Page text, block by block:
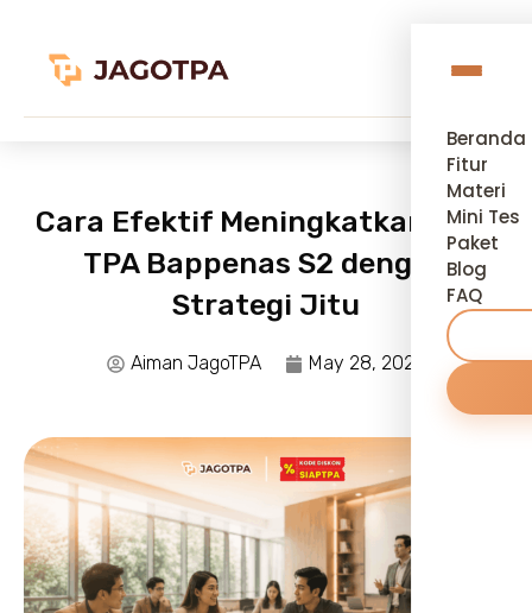
Beranda
Fitur
Materi
Mini Tes
Paket
Blog
FAQ
Cara Efektif Meningkatkan Skor
TPA Bappenas S2 dengan
Strategi Jitu
Aiman JagoTPA May 28, 2026